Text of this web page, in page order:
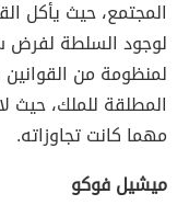
المجتمع، حيث يأكل
لوجود السلطة لفرض
لمنظومة من
المطلقة للملك، حيث
مهما كانت تجاوزاته.
ميشيل فوكو